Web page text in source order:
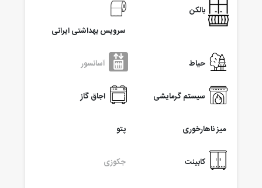
بالکن
سرویس بهداشتی ایرانی
حیاط آسانسور
سیستم گرمایشی اجاق گاز
میز ناهارخوری پتو
کابینت جکوزی